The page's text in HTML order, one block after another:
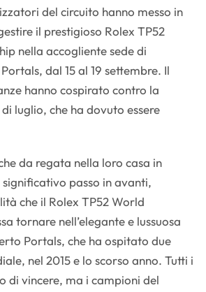
del circuito hanno messo in
il prestigioso Rolex TP52
nella accogliente sede di
dal 15 al 19 settembre. Il
hanno cospirato contro la
luglio, che ha dovuto essere
da regata nella loro casa in
passo in avanti,
che il Rolex TP52 World
tornare nell’elegante e lussuosa
Portals, che ha ospitato due
nel 2015 e lo scorso anno. Tutti i
di vincere, ma i campioni del